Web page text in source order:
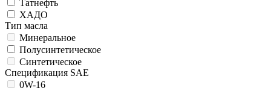
Татнефть
ХАДО
Тип масла
Минеральное
Полусинтетическое
Синтетическое
Спецификация SAE
0W-16